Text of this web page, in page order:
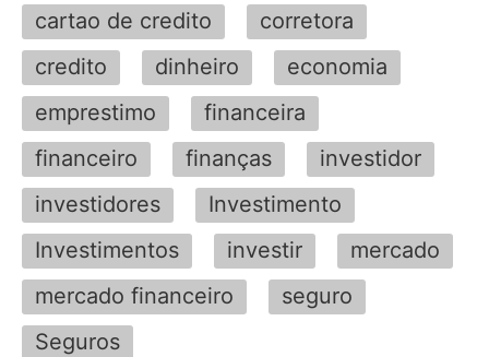
cartao de credito
corretora
credito
dinheiro
economia
emprestimo
financeira
financeiro
finanças
investidor
investidores
Investimento
Investimentos
investir
mercado
mercado financeiro
seguro
Seguros